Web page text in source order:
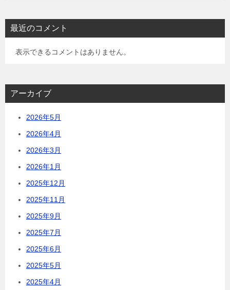
最近のコメント
表示できるコメントはありません。
アーカイブ
2026年5月
2026年4月
2026年3月
2026年1月
2025年12月
2025年11月
2025年9月
2025年7月
2025年6月
2025年5月
2025年4月